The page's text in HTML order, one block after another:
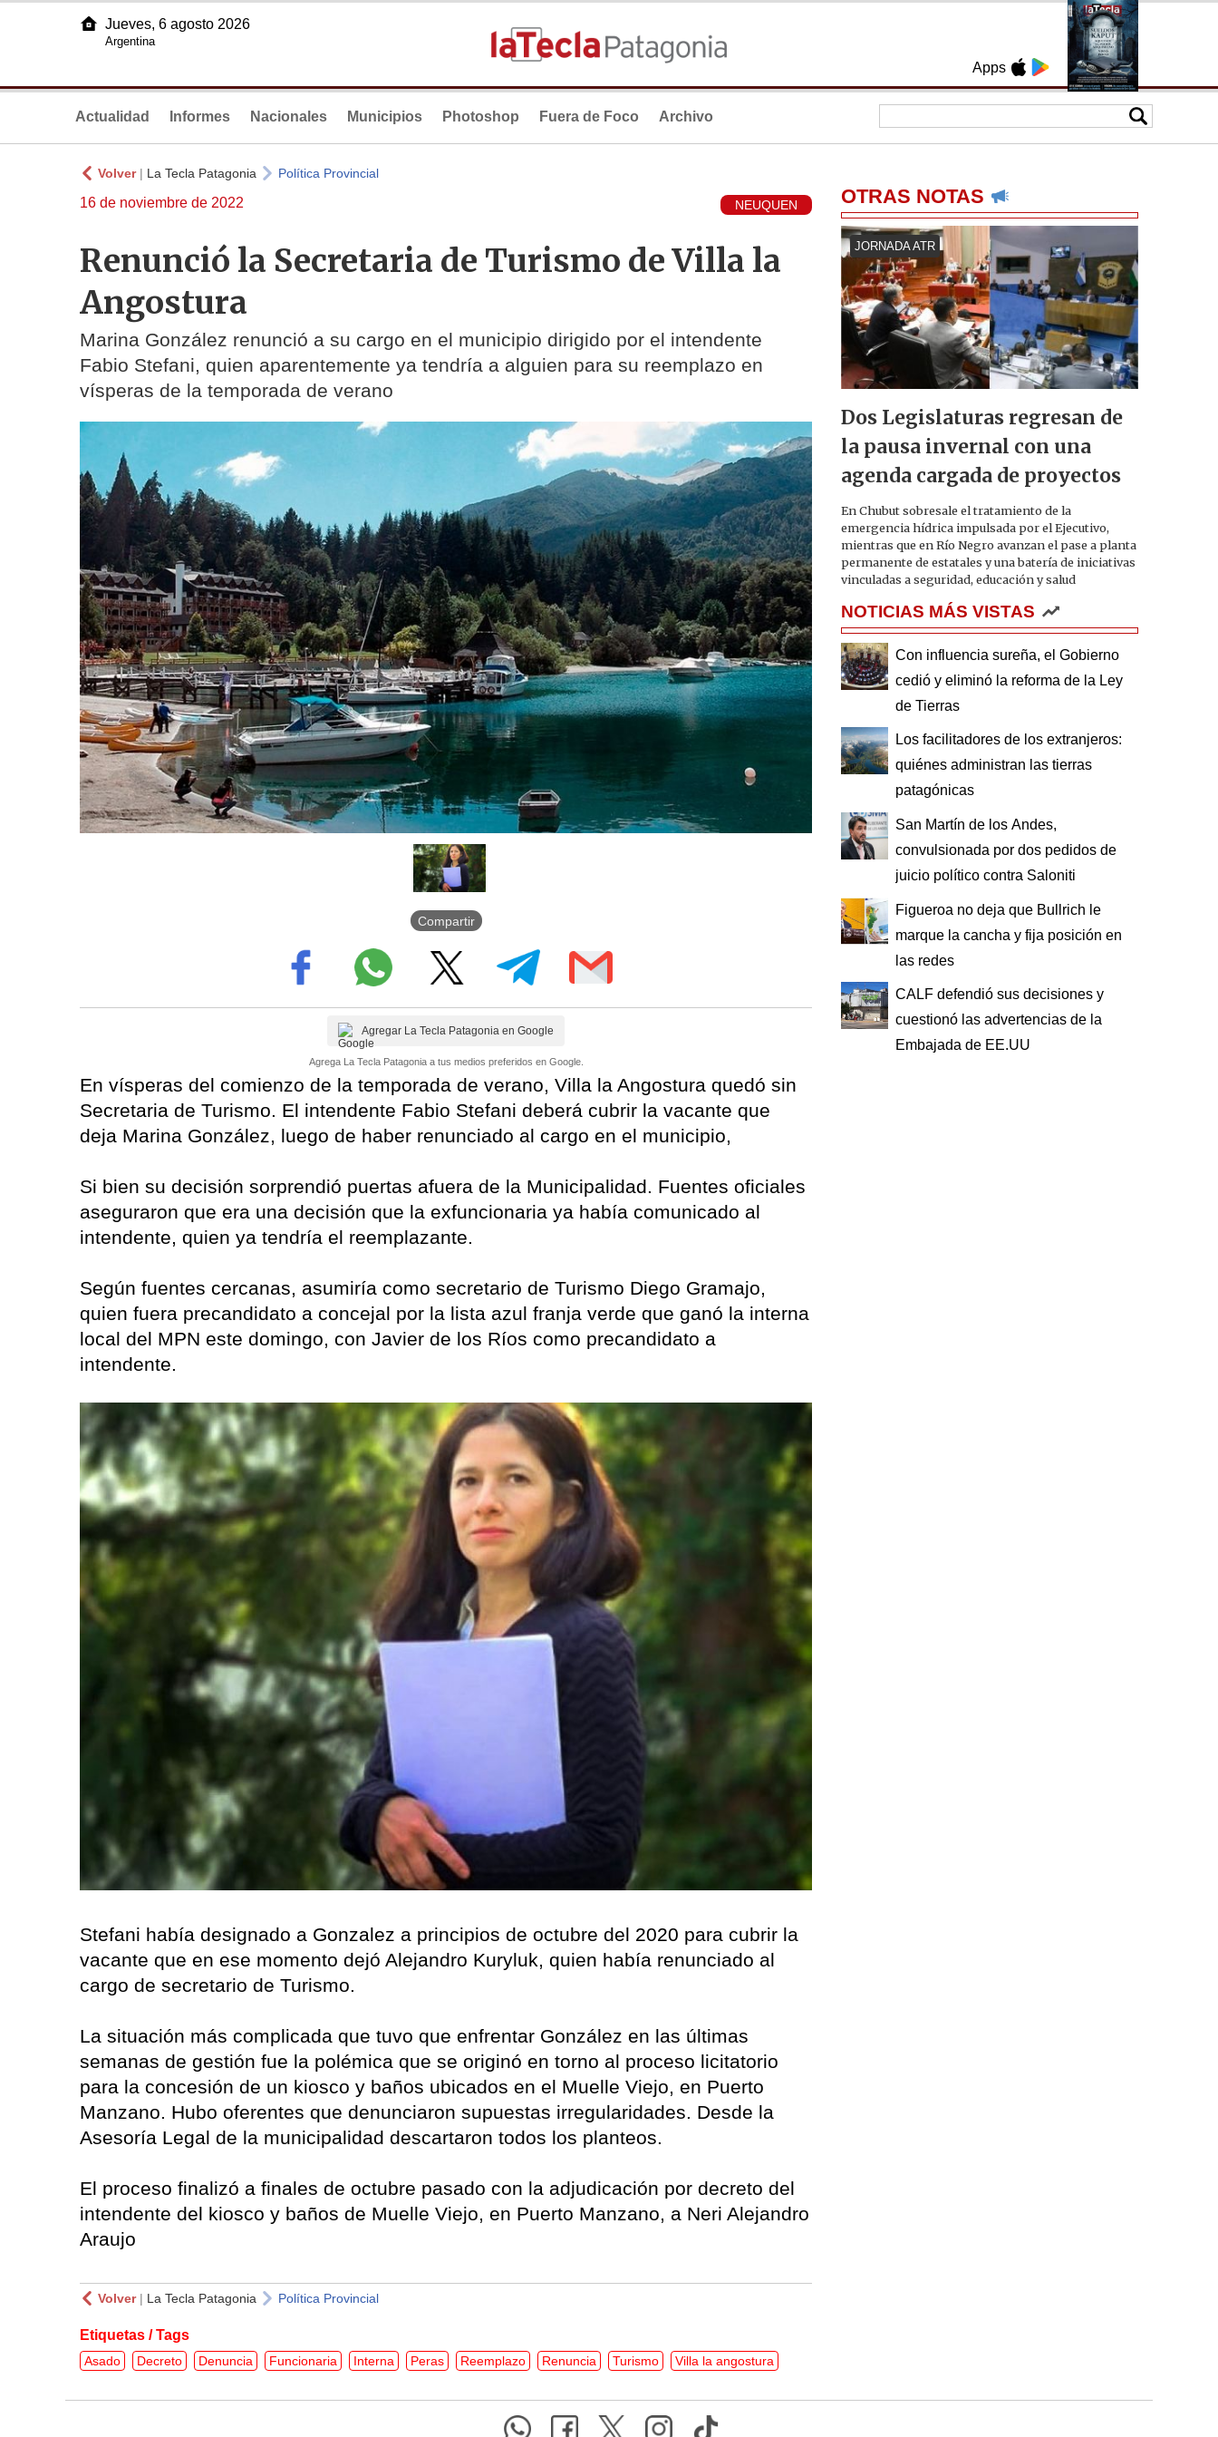
Apps
Jueves, 6 agosto 2026
Argentina
Actualidad Informes Nacionales Municipios Photoshop Fuera de Foco Archivo
Volver| La Tecla Patagonia Política Provincial
16 de noviembre de 2022 NEUQUEN
Renunció la Secretaria de Turismo de Villa la
Angostura
Marina González renunció a su cargo en el municipio dirigido por el intendente
Fabio Stefani, quien aparentemente ya tendría a alguien para su reemplazo en
vísperas de la temporada de verano
Compartir
Agregar La Tecla Patagonia en Google
Agrega La Tecla Patagonia a tus medios preferidos en Google.
En vísperas del comienzo de la temporada de verano, Villa la Angostura quedó sin
Secretaria de Turismo. El intendente Fabio Stefani deberá cubrir la vacante que
deja Marina González, luego de haber renunciado al cargo en el municipio,
Si bien su decisión sorprendió puertas afuera de la Municipalidad. Fuentes oficiales
aseguraron que era una decisión que la exfuncionaria ya había comunicado al
intendente, quien ya tendría el reemplazante.
Según fuentes cercanas, asumiría como secretario de Turismo Diego Gramajo,
quien fuera precandidato a concejal por la lista azul franja verde que ganó la interna
local del MPN este domingo, con Javier de los Ríos como precandidato a
intendente.
Stefani había designado a Gonzalez a principios de octubre del 2020 para cubrir la
vacante que en ese momento dejó Alejandro Kuryluk, quien había renunciado al
cargo de secretario de Turismo.
La situación más complicada que tuvo que enfrentar González en las últimas
semanas de gestión fue la polémica que se originó en torno al proceso licitatorio
para la concesión de un kiosco y baños ubicados en el Muelle Viejo, en Puerto
Manzano. Hubo oferentes que denunciaron supuestas irregularidades. Desde la
Asesoría Legal de la municipalidad descartaron todos los planteos.
El proceso finalizó a finales de octubre pasado con la adjudicación por decreto del
intendente del kiosco y baños de Muelle Viejo, en Puerto Manzano, a Neri Alejandro
Araujo
Volver| La Tecla Patagonia Política Provincial
Etiquetas / Tags
Asado Decreto Denuncia Funcionaria Interna Peras Reemplazo Renuncia Turismo Villa la angostura
OTRAS NOTAS
JORNADA ATR
Dos Legislaturas regresan de
la pausa invernal con una
agenda cargada de proyectos
En Chubut sobresale el tratamiento de la
emergencia hídrica impulsada por el Ejecutivo,
mientras que en Río Negro avanzan el pase a planta
permanente de estatales y una batería de iniciativas
vinculadas a seguridad, educación y salud
NOTICIAS MÁS VISTAS
Con influencia sureña, el Gobierno
cedió y eliminó la reforma de la Ley
de Tierras
Los facilitadores de los extranjeros:
quiénes administran las tierras
patagónicas
San Martín de los Andes,
convulsionada por dos pedidos de
juicio político contra Saloniti
Figueroa no deja que Bullrich le
marque la cancha y fija posición en
las redes
CALF defendió sus decisiones y
cuestionó las advertencias de la
Embajada de EE.UU